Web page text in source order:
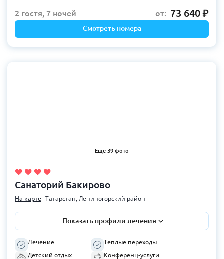
2 гостя, 7 ночей от: 73 640
Смотреть номера
Еще 39 фото
Санаторий Бакирово
На карте Татарстан, Лениногорский район
Показать профили лечения
Лечение
Детский отдых
Теплые переходы
Конференц-услуги